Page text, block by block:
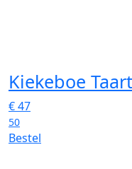
Kiekeboe
€47
50
Bestel